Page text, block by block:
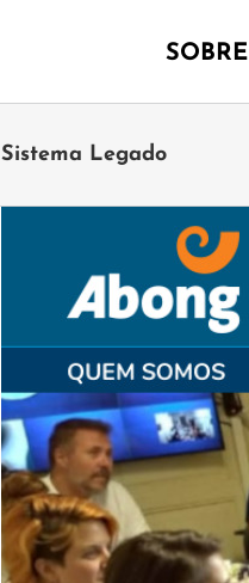
SOBRE
Sistema Legado